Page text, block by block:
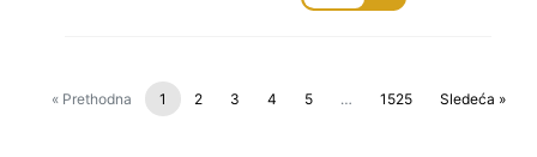
« Prethodna 1 2 3 4 5 … 1525 Sledeća »